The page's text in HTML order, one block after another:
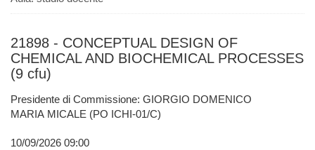
21898 - CONCEPTUAL DESIGN OF
CHEMICAL AND BIOCHEMICAL PROCESSES
(9 cfu)
Presidente di Commissione: GIORGIO DOMENICO
MARIA MICALE (PO ICHI-01/C)
10/09/2026 09:00